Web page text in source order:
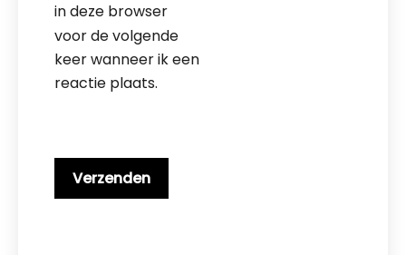
in deze browser
voor de volgende
keer wanneer ik een
reactie plaats.